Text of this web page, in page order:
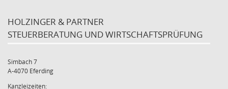
HOLZINGER & PARTNER
STEUERBERATUNG UND WIRTSCHAFTSPRÜFUNG
Simbach 7
A-4070 Eferding
Kanzleizeiten: